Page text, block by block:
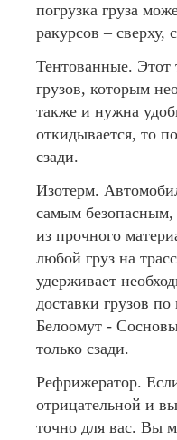
погрузка груза
ракурсов – сверху,
Тентованные. Этот
грузов, которым
также и нужна
откидывается, то
сзади.
Изотерм.
самым безопасным,
из прочного
любой груз на
удерживает
доставки грузов
Белоомут -
только сзади.
Рефрижератор.
отрицательной и
точно для вас. Вы